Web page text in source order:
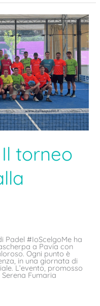
torneo
Padel #IoScelgoMe ha
a Pavia con
Ogni punto è
in una giornata di
L’evento, promosso
Fumaria